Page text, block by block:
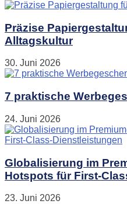
Präzise
Alltagskultur
30. Juni 2026
7 praktische
24. Juni 2026
Globalisierung im
Hotspots für First-
23. Juni 2026